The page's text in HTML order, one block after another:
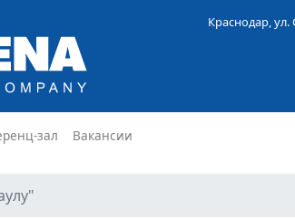
Краснодар, ул.
зал Вакансии